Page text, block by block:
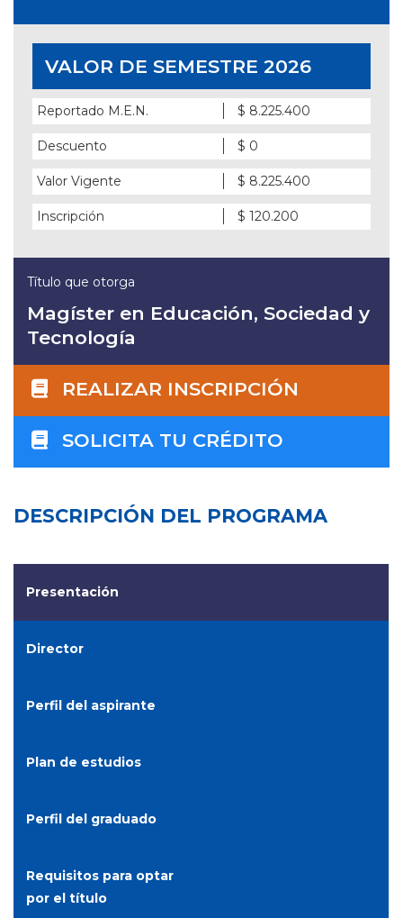
VALOR DE SEMESTRE 2026
Reportado M.E.N. $ 8.225.400
Descuento $ 0
Valor Vigente $ 8.225.400
Inscripción $ 120.200
Título que otorga
Magíster en Educación, Sociedad y
Tecnología
REALIZAR INSCRIPCIÓN
SOLICITA TU CRÉDITO
DESCRIPCIÓN DEL PROGRAMA
Presentación
Director
Perfil del aspirante
Plan de estudios
Perfil del graduado
Requisitos para optar
por el título